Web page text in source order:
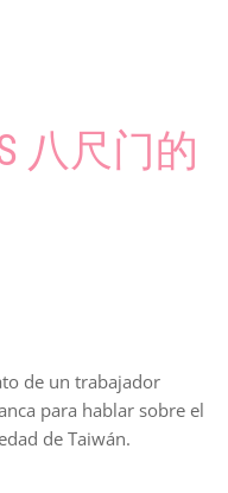
八尺门的
de un trabajador
para hablar sobre el
de Taiwán.